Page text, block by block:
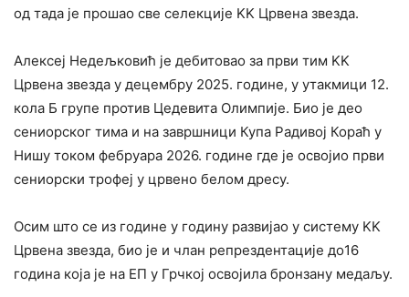
од тада је прошао све селекције KK Црвена звезда.
Алексеј Недељковић је дебитовао за први тим KK
Црвена звезда у децембру 2025. године, у утакмици 12.
кола Б групе против Цедевита Олимпије. Био је део
сениорског тима и на завршници Купа Радивој Кораћ у
Нишу током фебруара 2026. године где је освојио први
сениорски трофеј у црвено белом дресу.
Осим што се из године у годину развијао у систему KK
Црвена звезда, био је и члан репрездентације до16
година која је на ЕП у Грчкој освојила бронзану медаљу.